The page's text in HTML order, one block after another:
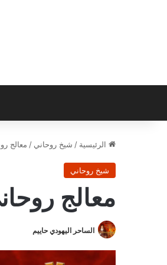
الرئيسية / شيخ روحاني / معالج
شيخ روحاني
معالج
الساحر اليهودي حاييم